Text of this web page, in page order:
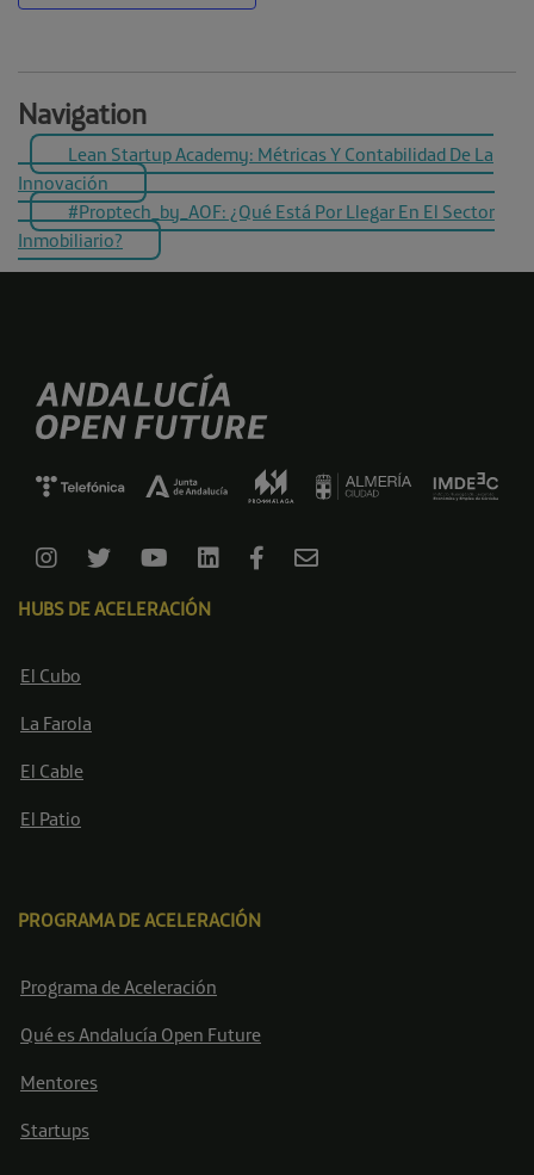
Navigation
Lean Startup Academy: Métricas Y Contabilidad De La
Innovación
#Proptech_by_AOF: ¿Qué Está Por Llegar En El Sector
Inmobiliario?
HUBS DE ACELERACIÓN
El Cubo
La Farola
El Cable
El Patio
PROGRAMA DE ACELERACIÓN
Programa de Aceleración
Qué es Andalucía Open Future
Mentores
Startups